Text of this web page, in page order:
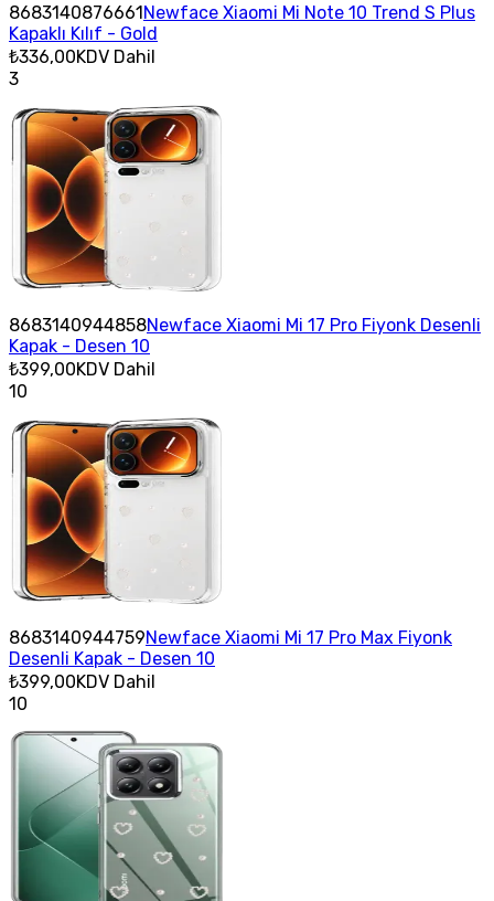
8683140876661Newface Xiaomi Mi Note 10 Trend S Plus
Kapaklı Kılıf - Gold
₺336,00KDV Dahil
3
8683140944858Newface Xiaomi Mi 17 Pro Fiyonk Desenli
Kapak - Desen 10
₺399,00KDV Dahil
10
8683140944759Newface Xiaomi Mi 17 Pro Max Fiyonk
Desenli Kapak - Desen 10
₺399,00KDV Dahil
10